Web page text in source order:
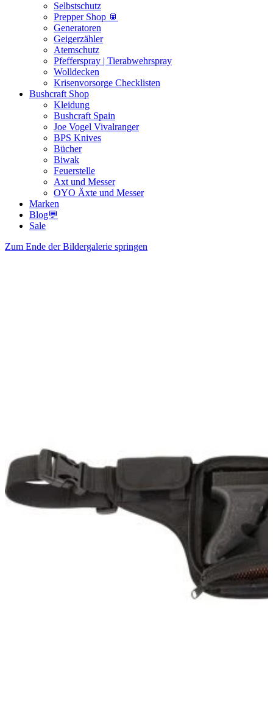
Selbstschutz
Prepper Shop 🥫
Generatoren
Geigerzähler
Atemschutz
Pfefferspray | Tierabwehrspray
Wolldecken
Krisenvorsorge Checklisten
Bushcraft Shop
Kleidung
Bushcraft Spain
Joe Vogel Vivalranger
BPS Knives
Bücher
Biwak
Feuerstelle
Axt und Messer
OYO Äxte und Messer
Marken
Blog💬
Sale
Zum Ende der Bildergalerie springen